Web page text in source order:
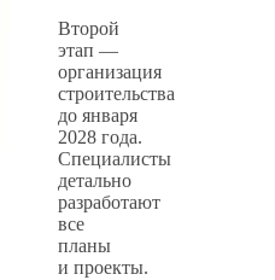
Второй
этап —
организация
строительства
до января
2028 года.
Специалисты
детально
разработают
все
планы
и проекты.